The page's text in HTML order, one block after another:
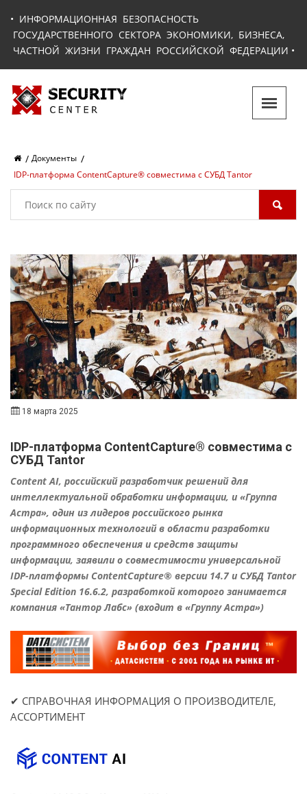
• ИНФОРМАЦИОННАЯ БЕЗОПАСНОСТЬ
ГОСУДАРСТВЕННОГО СЕКТОРА ЭКОНОМИКИ, БИЗНЕСА,
ЧАСТНОЙ ЖИЗНИ ГРАЖДАН РОССИЙСКОЙ ФЕДЕРАЦИИ •
Документы
IDP-платформа ContentCapture® совместима с СУБД Tantor
18 марта 2025
IDP-платформа ContentCapture® совместима с
СУБД Tantor
Content AI, российский разработчик решений для
интеллектуальной обработки информации, и «Группа
Астра», один из лидеров российского рынка
информационных технологий в области разработки
программного обеспечения и средств защиты
информации, заявили о совместимости универсальной
IDP-платформы ContentCapture® версии 14.7 и СУБД Tantor
Special Edition 16.6.2, разработкой которого занимается
компания «Тантор Лабс» (входит в «Группу Астра»)
✔ СПРАВОЧНАЯ ИНФОРМАЦИЯ О ПРОИЗВОДИТЕЛЕ,
АССОРТИМЕНТ